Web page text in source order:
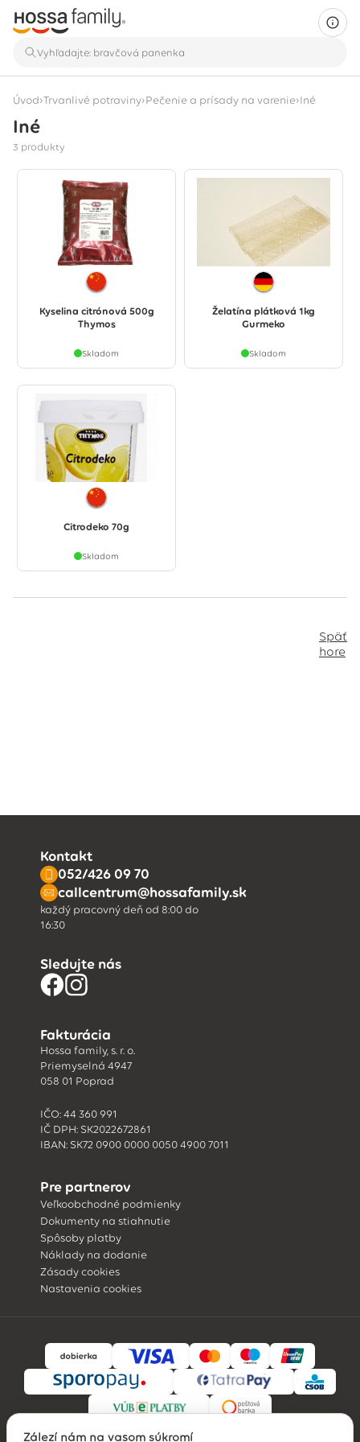
Úvod›Trvanlivé potraviny›Pečenie a prísady na varenie›Iné
Iné
3 produkty
Kyselina citrónová 500g
Thymos
Skladom
Želatína plátková 1kg
Gurmeko
Skladom
Citrodeko 70g
Skladom
Späť
hore
Kontakt
052/426 09 70
callcentrum@hossafamily.sk
každý pracovný deň od 8:00 do
16:30
Sledujte nás
Fakturácia
Hossa family, s. r. o.
Priemyselná 4947
058 01 Poprad
IČO: 44 360 991
IČ DPH: SK2022672861
IBAN: SK72 0900 0000 0050 4900 7011
Pre partnerov
Veľkoobchodné podmienky
Dokumenty na stiahnutie
Spôsoby platby
Náklady na dodanie
Zásady cookies
Nastavenia cookies
Záleží nám na vašom súkromí